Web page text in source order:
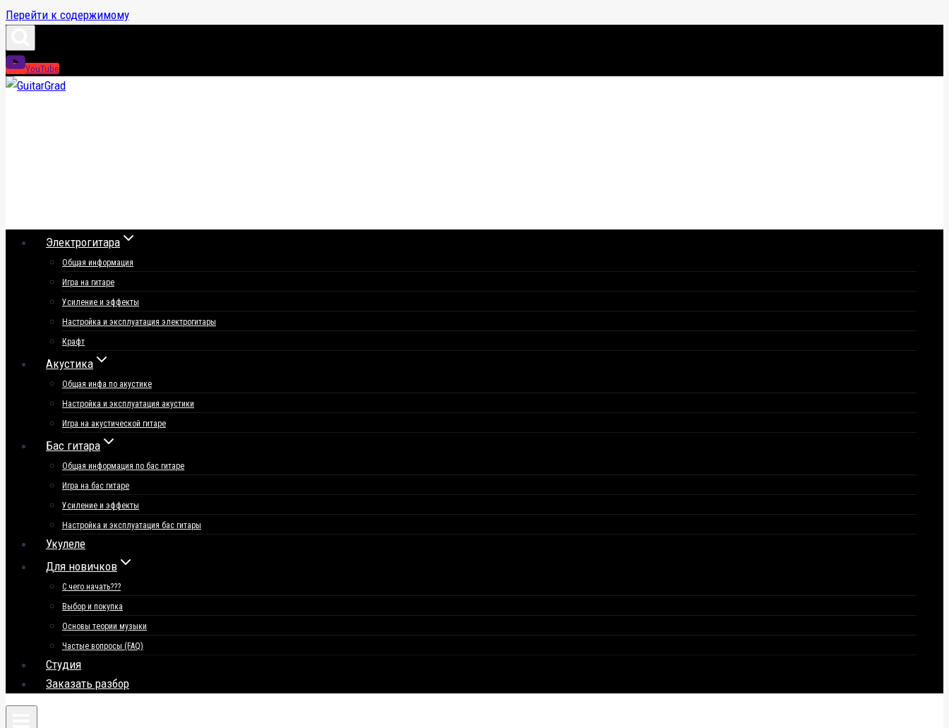
Перейти к содержимому
YouTube
Электрогитара
Общая информация
Игра на гитаре
Усиление и эффекты
Настройка и эксплуатация электрогитары
Крафт
Акустика
Общая инфа по акустике
Настройка и эксплуатация акустики
Игра на акустической гитаре
Бас гитара
Общая информация по бас гитаре
Игра на бас гитаре
Усиление и эффекты
Настройка и эксплуатация бас гитары
Укулеле
Для новичков
С чего начать???
Выбор и покупка
Основы теории музыки
Частые вопросы (FAQ)
Студия
Заказать разбор